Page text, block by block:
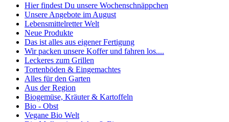
Hier findest Du unsere Wochenschnäppchen
Unsere Angebote im August
Lebensmittelretter Welt
Neue Produkte
Das ist alles aus eigener Fertigung
Wir packen unsere Koffer und fahren los....
Leckeres zum Grillen
Tortenböden & Eingemachtes
Alles für den Garten
Aus der Region
Biogemüse, Kräuter & Kartoffeln
Bio - Obst
Vegane Bio Welt